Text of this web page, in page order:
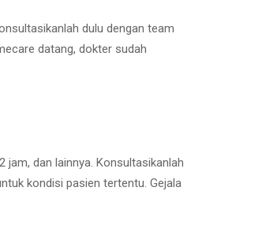
dulu dengan team
datang, dokter sudah
dan lainnya. Konsultasikanlah
kondisi pasien tertentu. Gejala